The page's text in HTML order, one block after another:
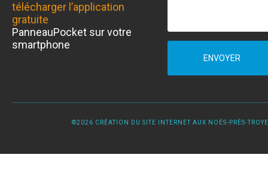
télécharger l’application
gratuite
PanneauPocket sur votre
smartphone
ENVOYER
©2026 CRÉATION DU SITE INTERNET AUX NOËS-PRÈS-